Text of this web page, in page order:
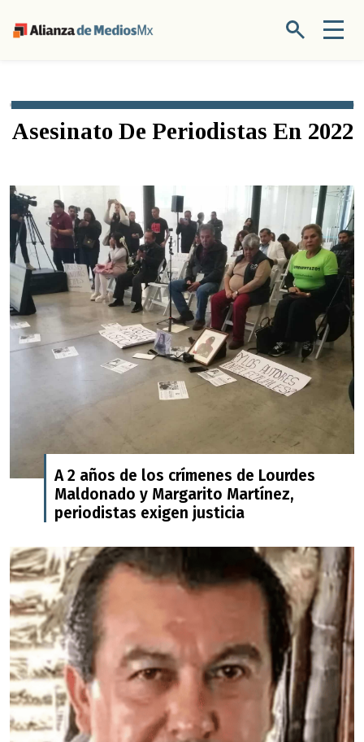
Asesinato De Periodistas En 2022
A 2 años de los crímenes de Lourdes
Maldonado y Margarito Martínez,
periodistas exigen justicia